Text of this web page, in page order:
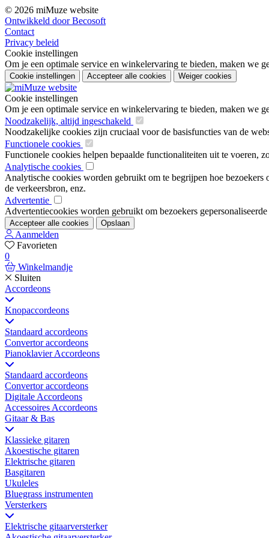
© 2026 miMuze website
Ontwikkeld door Becosoft
Contact
Privacy beleid
Cookie instellingen
Om je een optimale service en winkelervaring te bieden, maken we
Cookie instellingen Accepteer alle cookies Weiger cookies
Cookie instellingen
Om je een optimale service en winkelervaring te bieden, maken we
Noodzakelijk, altijd ingeschakeld
Noodzakelijke cookies zijn cruciaal voor de basisfuncties van de
Functionele cookies
Functionele cookies helpen bepaalde functionaliteiten uit te voeren,
Analytische cookies
Analytische cookies worden gebruikt om te begrijpen hoe bezoekers
de verkeersbron, enz.
Advertentie
Advertentiecookies worden gebruikt om bezoekers
Accepteer alle cookies Opslaan
Aanmelden
Favorieten
0
Winkelmandje
Sluiten
Accordeons
Knopaccordeons
Standaard accordeons
Convertor accordeons
Pianoklavier Accordeons
Standaard accordeons
Convertor accordeons
Digitale Accordeons
Accessoires Accordeons
Gitaar & Bas
Klassieke gitaren
Akoestische gitaren
Elektrische gitaren
Basgitaren
Ukuleles
Bluegrass instrumenten
Versterkers
Elektrische gitaarversterker